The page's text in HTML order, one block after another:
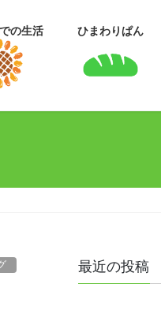
の生活 ひまわりぱん
最近の投稿